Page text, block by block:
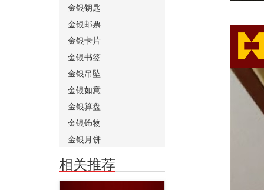
金银钥匙
金银邮票
金银卡片
金银书签
金银吊坠
金银如意
金银算盘
金银饰物
金银月饼
相关推荐